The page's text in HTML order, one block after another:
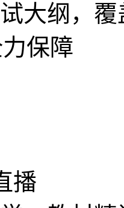
大纲，
保障
播